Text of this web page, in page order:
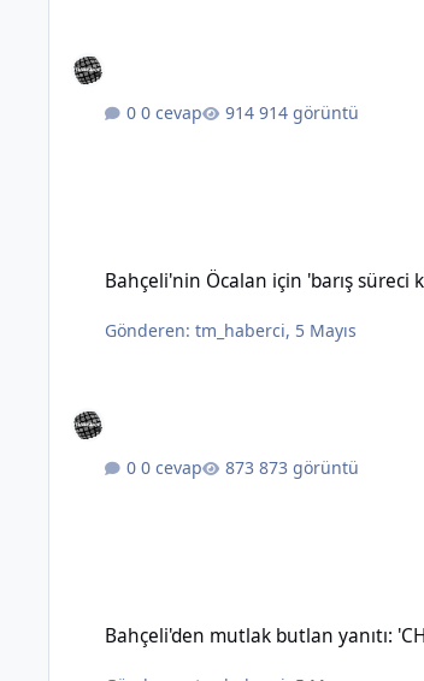
0 cevap 914 görüntü
Bahçeli'nin Öcalan için 'barış
Gönderen:tm_haberci, 5 Mayıs
0 cevap 873 görüntü
Bahçeli'den mutlak butlan yanıtı: